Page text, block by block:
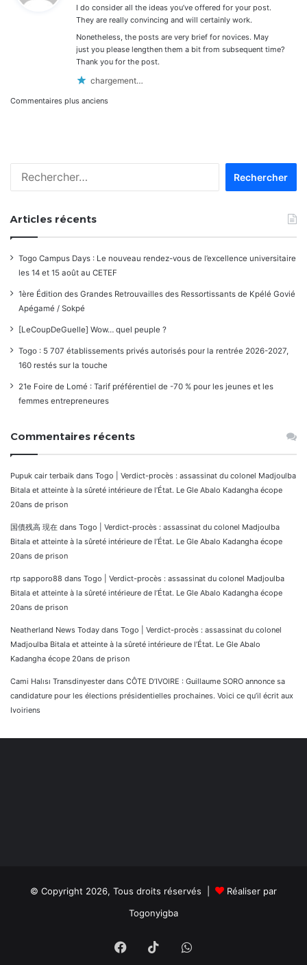
I do consider all the ideas you’ve offered for your post.
They are really convincing and will certainly work.
Nonetheless, the posts are very brief for novices. May
just you please lengthen them a bit from subsequent time?
Thank you for the post.
chargement…
Navigation
commentaires
Commentaires plus anciens
Articles récents
Togo Campus Days : Le nouveau rendez-vous de l’excellence universitaire
les 14 et 15 août au CETEF
1ère Édition des Grandes Retrouvailles des Ressortissants de Kpélé Govié
Apégamé / Sokpé
[LeCoupDeGuelle] Wow… quel peuple ?
Togo : 5 707 établissements privés autorisés pour la rentrée 2026-2027,
160 restés sur la touche
21e Foire de Lomé : Tarif préférentiel de -70 % pour les jeunes et les
femmes entrepreneures
Commentaires récents
Pupuk cair terbaik dans Togo | Verdict-procès : assassinat du colonel Madjoulba
Bitala et atteinte à la sûreté intérieure de l’État. Le Gle Abalo Kadangha écope
20ans de prison
国債残高 現在 dans Togo | Verdict-procès : assassinat du colonel Madjoulba
Bitala et atteinte à la sûreté intérieure de l’État. Le Gle Abalo Kadangha écope
20ans de prison
rtp sapporo88 dans Togo | Verdict-procès : assassinat du colonel Madjoulba
Bitala et atteinte à la sûreté intérieure de l’État. Le Gle Abalo Kadangha écope
20ans de prison
Neatherland News Today dans Togo | Verdict-procès : assassinat du colonel
Madjoulba Bitala et atteinte à la sûreté intérieure de l’État. Le Gle Abalo
Kadangha écope 20ans de prison
Cami Halısı Transdinyester dans CÔTE D’IVOIRE : Guillaume SORO annonce sa
candidature pour les élections présidentielles prochaines. Voici ce qu’il écrit aux
Ivoiriens
© Copyright 2026, Tous droits réservés |
Réaliser par
Togonyigba
Facebook
TikTokWhatsApp